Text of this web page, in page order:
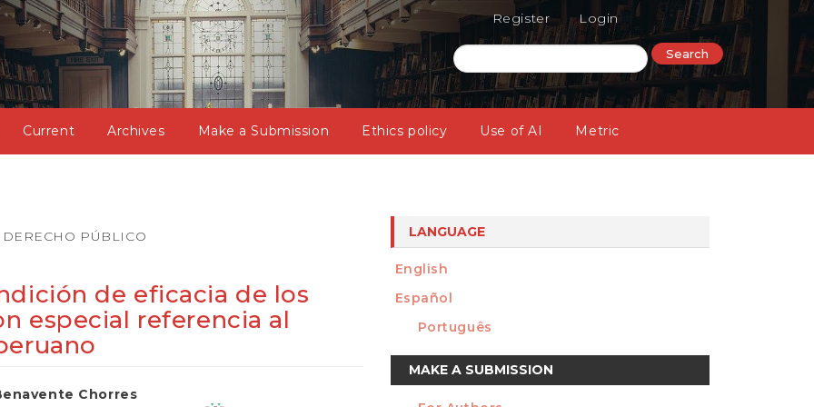
Register Login
Current Archives Make a Submission Ethics policy Use of AI Metric
Search
DERECHO PÚBLICO
de eficacia de los
especial referencia al
Chorres
LANGUAGE
English
Español
Português
Make
a
MAKE A SUBMISSION